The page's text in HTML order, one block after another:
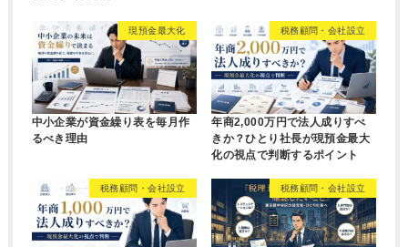
現預金最大化
中小企業が資金繰り表を毎月作
るべき理由
税務顧問・会社設立
年商2,000万円で法人成りすべ
きか？ひとり社長が現預金最大
化の視点で判断するポイント
税務顧問・会社設立 税務顧問・会社設立